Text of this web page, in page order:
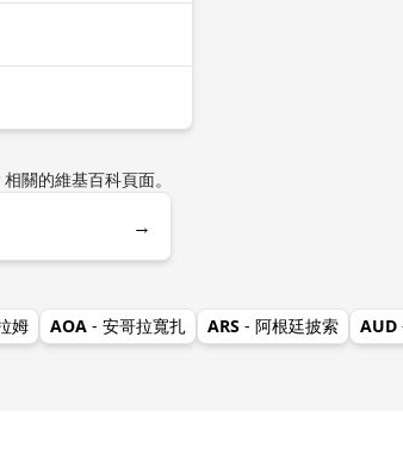
關的維基百科頁面。
→
姆 AOA - 安哥拉寬扎 ARS - 阿根廷披索 AUD